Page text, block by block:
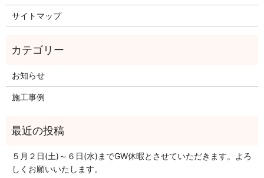
サイトマップ
お知らせ
施工事例
５月２日(土)～６日(水)までGW休暇とさせていただきます。よろ
しくお願いいたします。